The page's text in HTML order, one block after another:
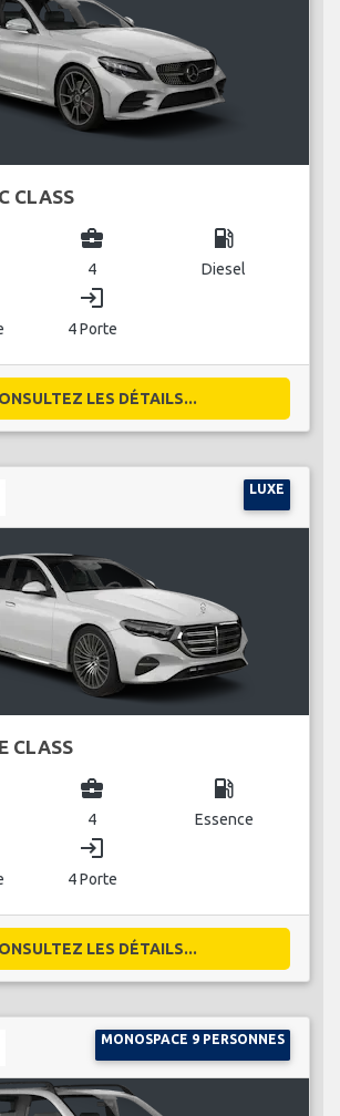
CLASS
business_center
4
local_gas_station
Diesel
login
4 Porte
LES DÉTAILS...
LUXE
CLASS
business_center
4
local_gas_station
Essence
login
4 Porte
LES DÉTAILS...
MONOSPACE 9 PERSONNES